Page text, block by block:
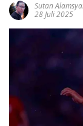
Sutan
28 Juli 2025